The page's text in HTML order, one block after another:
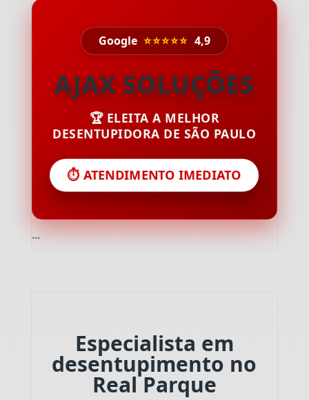
Google ⭐⭐⭐⭐⭐ 4,9
AJAX SOLUÇÕES
🏆 ELEITA A MELHOR
DESENTUPIDORA DE SÃO PAULO
⏱️ ATENDIMENTO IMEDIATO
```
Especialista em
desentupimento no
Real Parque